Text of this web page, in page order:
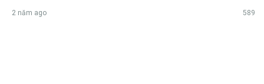
2 năm ago 589